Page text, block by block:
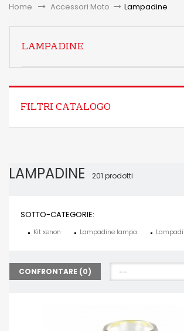
Home &gt;Accessori Moto > Lampadine
LAMPADINE
FILTRI CATALOGO
LAMPADINE 201 prodotti
SOTTO-CATEGORIE:
Kit xenon Lampadine lampa
CONFRONTARE (0)